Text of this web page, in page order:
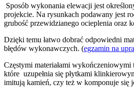
Sposób wykonania elewacji jest
projekcie. Na rysunkach podawany jest
grubość przewidzianego ocieplenia oraz
Dzięki temu łatwo dobrać odpowiedni
błędów wykonawczych. (egzamin na
Częstymi materiałami
które uzupełnia się płytkami
imitują kamień, czy też w komponuje się